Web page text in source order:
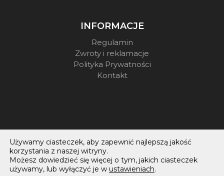
INFORMACJE
Regulamin
Zwroty i reklamacje
Polityka Prywatności
Kontakt
COSMECEUTICUM © 2019 - 2026 |COSMECEUTICUM.PL
WYKONANIE:ILU ILU AGENCY| WSPARCIE:
Używamy ciasteczek, aby zapewnić najlepszą jakość
korzystania z naszej witryny.
Możesz dowiedzieć się więcej o tym, jakich ciasteczek
używamy, lub wyłączyć je w ustawieniach.